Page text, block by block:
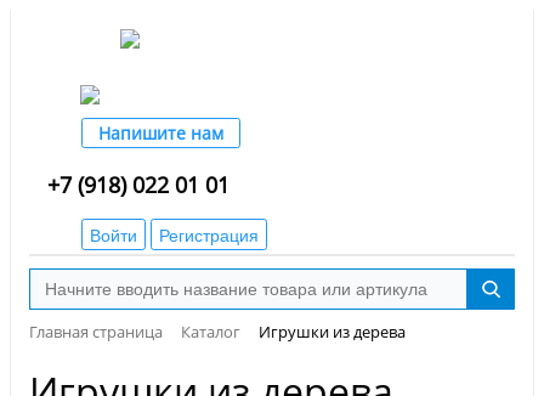
Напишите нам
+7 (918) 022 01 01
Войти Регистрация
Главная страница Каталог Игрушки из дерева